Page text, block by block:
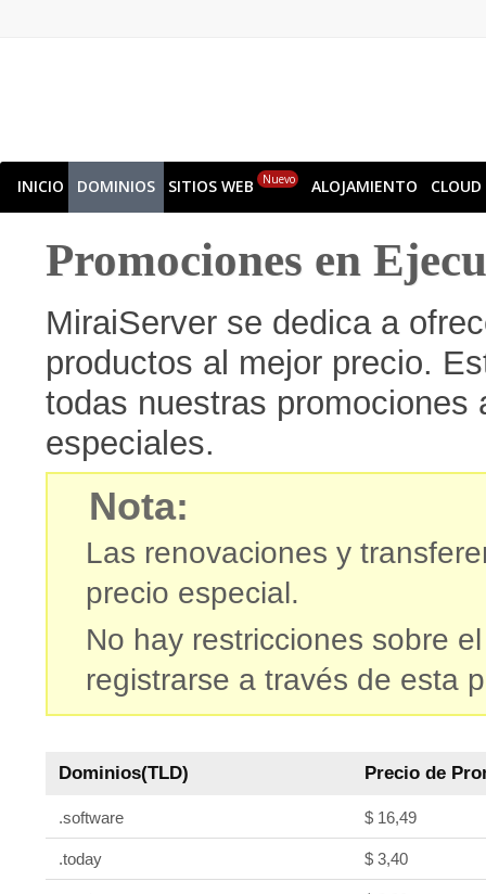
INICIO DOMINIOS SITIOS WEB Nuevo ALOJAMIENTO CLOUD
Promociones en
MiraiServer se dedica a
productos al mejor precio.
todas nuestras
especiales.
Nota:
Las renovaciones y
precio especial.
No hay restricciones sobre
registrarse a través de esta
Dominios(TLD) Precio de
.software $ 16,49
.today $ 3,40